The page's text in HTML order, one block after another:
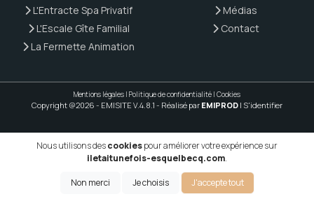
L'Entracte Spa Privatif
L'Escale Gîte Familial
La Fermette Animation
Médias
Contact
Mentions légales | Politique de confidentialité | Cookies
Copyright @2026 - EMISITE V.4.8.1 - Réalisé par EMIPROD | S'identifier
Nous utilisons descookiespour améliorer votre expérience sur
iletaitunefois-esquelbecq.com.
Non merci Je choisis J'accepte tout